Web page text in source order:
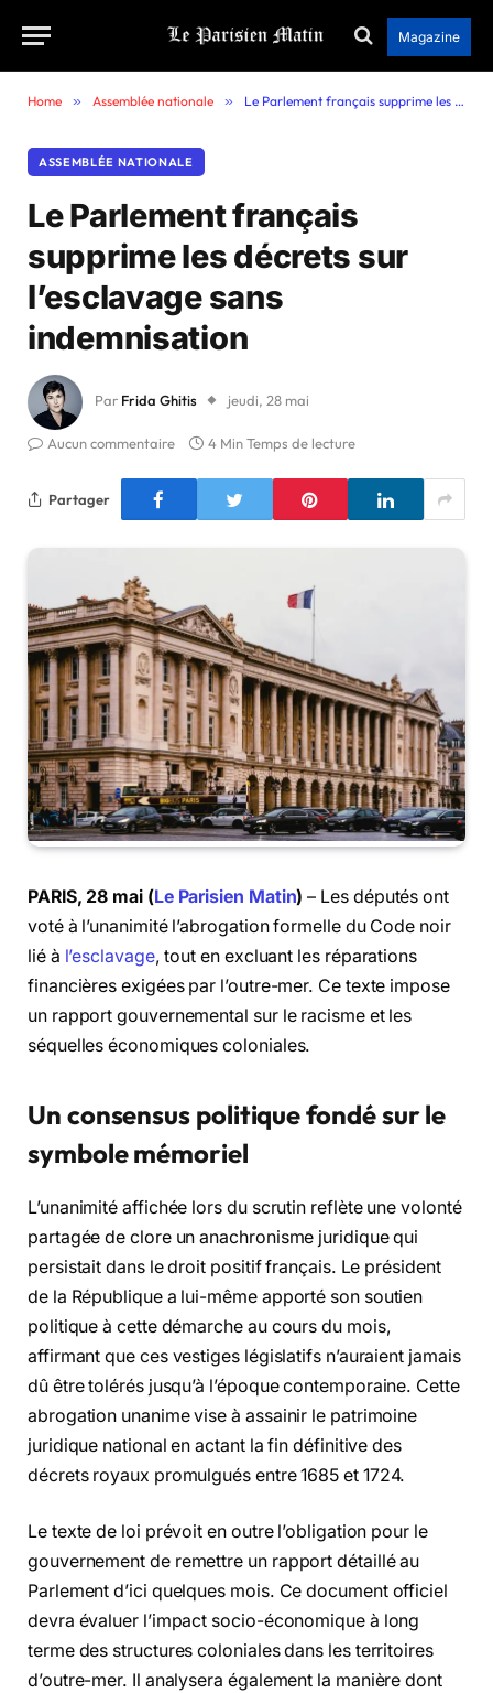
Magazine
Home » Assemblée nationale » Le Parlement français supprime les décrets sur l’esclavage sans indemnisation
ASSEMBLÉE NATIONALE
Le Parlement français
supprime les décrets sur
l’esclavage sans
indemnisation
Par Frida Ghitis jeudi, 28 mai
Aucun commentaire 4 Min Temps de lecture
Partager
PARIS, 28 mai (Le Parisien Matin) – Les députés ont
voté à l’unanimité l’abrogation formelle du Code noir
lié à l’esclavage, tout en excluant les réparations
financières exigées par l’outre-mer. Ce texte impose
un rapport gouvernemental sur le racisme et les
séquelles économiques coloniales.
Un consensus politique fondé sur le
symbole mémoriel
L’unanimité affichée lors du scrutin reflète une volonté
partagée de clore un anachronisme juridique qui
persistait dans le droit positif français. Le président
de la République a lui-même apporté son soutien
politique à cette démarche au cours du mois,
affirmant que ces vestiges législatifs n’auraient jamais
dû être tolérés jusqu’à l’époque contemporaine. Cette
abrogation unanime vise à assainir le patrimoine
juridique national en actant la fin définitive des
décrets royaux promulgués entre 1685 et 1724.
Le texte de loi prévoit en outre l’obligation pour le
gouvernement de remettre un rapport détaillé au
Parlement d’ici quelques mois. Ce document officiel
devra évaluer l’impact socio-économique à long
terme des structures coloniales dans les territoires
d’outre-mer. Il analysera également la manière dont